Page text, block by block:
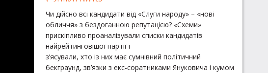
Чи дійсно всі кандидати від «Слуги народу» – «нові
обличчя» з бездоганною репутацією? «Схеми»
прискіпливо проаналізували списки кандидатів
найрейтинговішої партії і
з’ясували, хто із них має сумнівний політичний
бекграунд, зв’язки з екс-соратниками Януковича і кумом